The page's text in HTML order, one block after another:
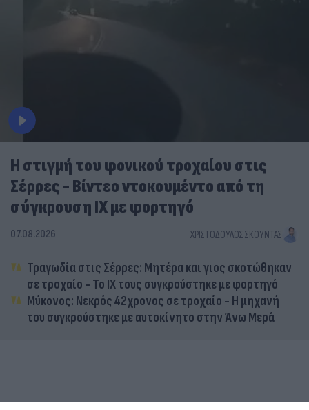
Η στιγμή του φονικού τροχαίου στις
Σέρρες - Βίντεο ντοκουμέντο από τη
σύγκρουση ΙΧ με φορτηγό
07.08.2026 ΧΡΙΣΤΌΔΟΥΛΟΣ ΣΚΟΎΝΤΑΣ
Τραγωδία στις Σέρρες: Μητέρα και γιος σκοτώθηκαν
σε τροχαίο - Το ΙΧ τους συγκρούστηκε με φορτηγό
Μύκονος: Νεκρός 42χρονος σε τροχαίο - Η μηχανή
του συγκρούστηκε με αυτοκίνητο στην Άνω Μερά